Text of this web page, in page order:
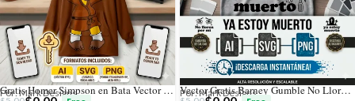
Gratis Homer Simpson en Bata Vector Modo Relax
Por: Mark Designs Vector Gratis Barney Gumble No Lloren Por Mí
Por: Mark Designs